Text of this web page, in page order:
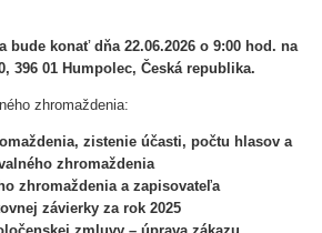
bude konať dňa 22.06.2026 o 9:00 hod. na
396 01 Humpolec, Česká republika.
zhromaždenia:
zistenie účasti, počtu hlasov a
zhromaždenia
zhromaždenia a zapisovateľa
závierky za rok 2025